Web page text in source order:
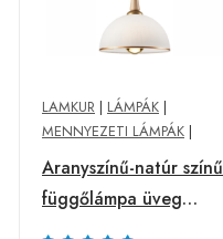
LAMKUR | LÁMPÁK |
MENNYEZETI LÁMPÁK |
Aranyszínű-natúr színű
függőlámpa üveg
búrával ø 30 cm Ciara